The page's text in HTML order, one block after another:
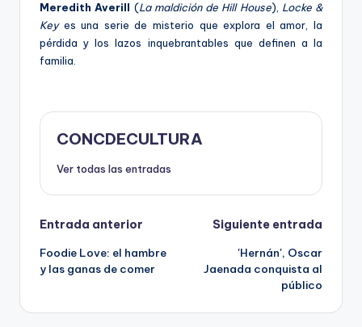
Meredith Averill (La maldición de Hill House), Locke &
Keyes una serie de misterio que explora el amor, la
pérdida y los lazos inquebrantables que definen a la
familia.
CONCDECULTURA
Ver todas las entradas
Navegación
de
Entrada anterior
Foodie Love: el hambre
y las ganas de comer
Siguiente entrada
'Hernán', Oscar
Jaenada conquista al
público